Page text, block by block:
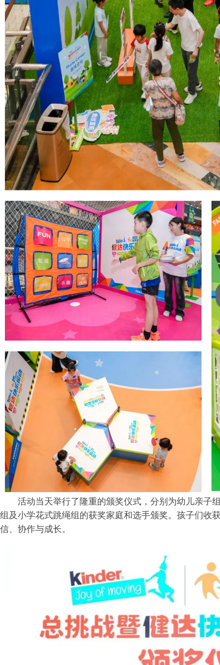
活动当天举行了隆重的颁奖仪式，分别为幼儿亲子
组及小学花式跳绳组的获奖家庭和选手颁奖。孩子们收
信、协作与成长。